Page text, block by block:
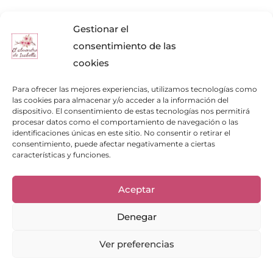
Gestionar el
consentimiento de las
cookies
Para ofrecer las mejores experiencias, utilizamos tecnologías como
las cookies para almacenar y/o acceder a la información del
dispositivo. El consentimiento de estas tecnologías nos permitirá
procesar datos como el comportamiento de navegación o las
identificaciones únicas en este sitio. No consentir o retirar el
consentimiento, puede afectar negativamente a ciertas
características y funciones.
Aceptar
Denegar
Ver preferencias
Enlaces de interés
Bienvenid@
Cuidados del bolso